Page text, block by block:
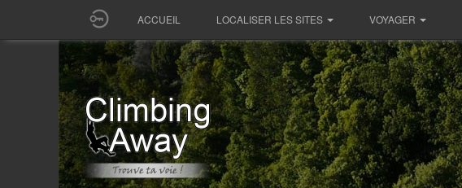
ACCUEIL LOCALISER LES SITES VOYAGER